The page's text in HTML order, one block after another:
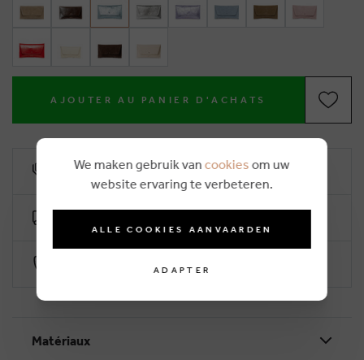
AJOUTER AU PANIER D'ACHATS
10% remise de fidélité
Paiement sécurisé par Worldline
Matériaux
We maken gebruik van cookies om uw
website ervaring te verbeteren.
ALLE COOKIES AANVAARDEN
ADAPTER